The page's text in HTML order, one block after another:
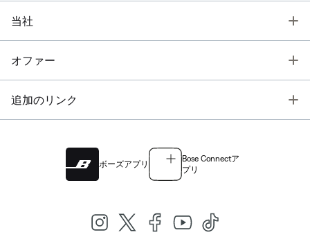
当社
オファー
追加のリンク
ボーズアプリ
Bose Connectア
プリ